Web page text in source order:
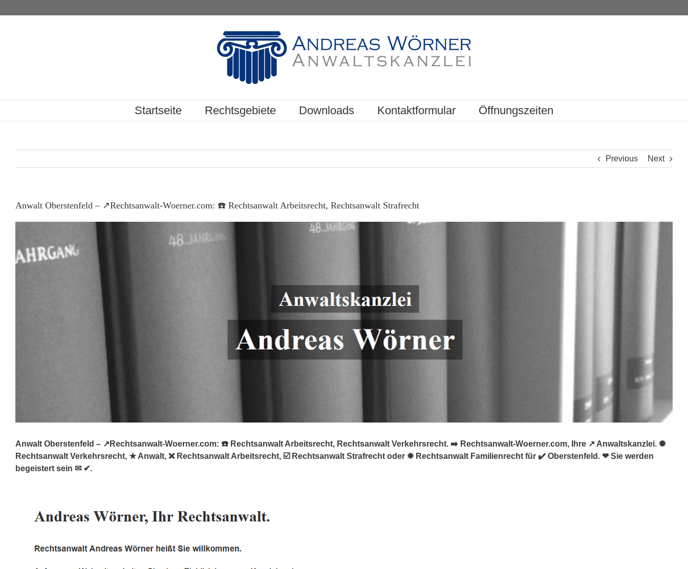
Startseite Rechtsgebiete Downloads Kontaktformular Öffnungszeiten
Previous Next
Anwalt Oberstenfeld – ↗️Rechtsanwalt-Woerner.com: ☎️ Rechtsanwalt Arbeitsrecht, Rechtsanwalt Strafrecht
Anwalt Oberstenfeld – ↗️Rechtsanwalt-Woerner.com: ☎️ Rechtsanwalt Arbeitsrecht, Rechtsanwalt Verkehrsrecht. ➡️ Rechtsanwalt-Woerner.com, Ihre ↗️ Anwaltskanzlei. ✺
Rechtsanwalt Verkehrsrecht, ★ Anwalt, ❌ Rechtsanwalt Arbeitsrecht, ☑️ Rechtsanwalt Strafrecht oder ✹ Rechtsanwalt Familienrecht für ✔️ Oberstenfeld. ❤ Sie werden
begeistert sein ✉ ✔.